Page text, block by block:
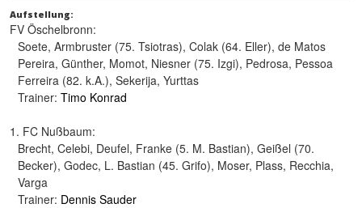
Aufstellung:
FV Öschelbronn:
Soete, Armbruster (75. Tsiotras), Colak (64. Eller), de Matos
Pereira, Günther, Momot, Niesner (75. Izgi), Pedrosa, Pessoa
Ferreira (82. k.A.), Sekerija, Yurttas
Trainer: Timo Konrad
1. FC Nußbaum:
Brecht, Celebi, Deufel, Franke (5. M. Bastian), Geißel (70.
Becker), Godec, L. Bastian (45. Grifo), Moser, Plass, Recchia,
Varga
Trainer: Dennis Sauder